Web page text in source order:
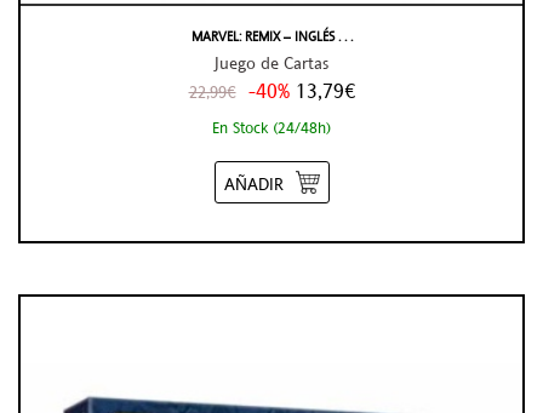
MARVEL: REMIX – INGLÉS . . .
Juego de Cartas
22,99€ -40% 13,79€
En Stock (24/48h)
AÑADIR